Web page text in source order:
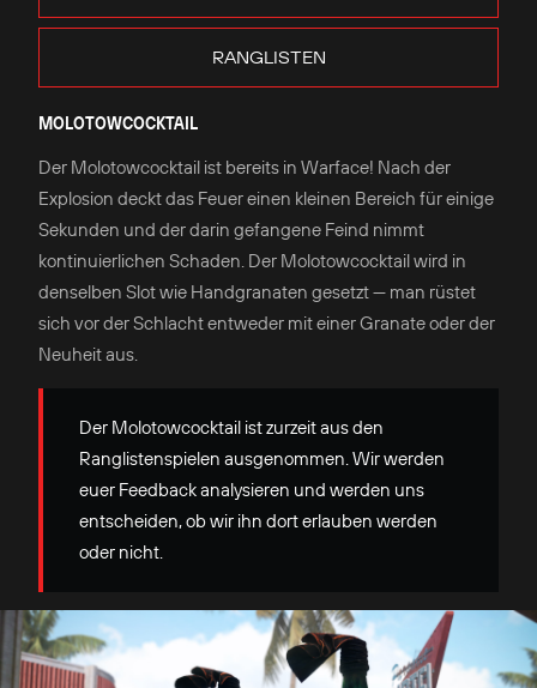
RANGLISTEN
MOLOTOWCOCKTAIL
Der Molotowcocktail ist bereits in Warface! Nach der
Explosion deckt das Feuer einen kleinen Bereich für einige
Sekunden und der darin gefangene Feind nimmt
kontinuierlichen Schaden. Der Molotowcocktail wird in
denselben Slot wie Handgranaten gesetzt — man rüstet
sich vor der Schlacht entweder mit einer Granate oder der
Neuheit aus.
Der Molotowcocktail ist zurzeit aus den
Ranglistenspielen ausgenommen. Wir werden
euer Feedback analysieren und werden uns
entscheiden, ob wir ihn dort erlauben werden
oder nicht.